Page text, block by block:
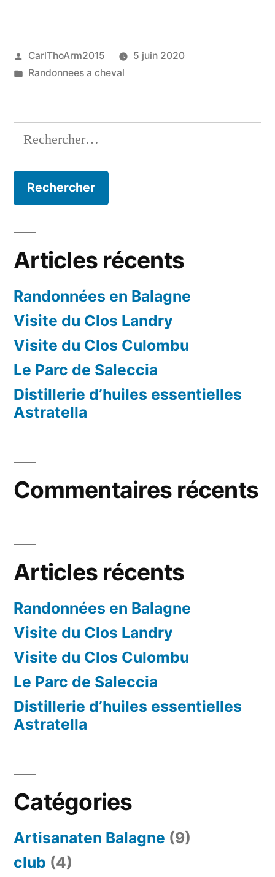
à
Publié
par
CarlThoArm2015
5 juin 2020
Publié
Randonnees a cheval
Rechercher :
Articles récents
Randonnées en Balagne
Visite du Clos Landry
Visite du Clos Culombu
Le Parc de Saleccia
Distillerie d’huiles essentielles
Astratella
Commentaires récents
Articles récents
Randonnées en Balagne
Visite du Clos Landry
Visite du Clos Culombu
Le Parc de Saleccia
Distillerie d’huiles essentielles
Astratella
Catégories
Artisanaten Balagne (9)
club (4)